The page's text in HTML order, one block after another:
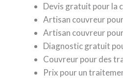
Devis gratuit pour la
Artisan couvreur
Artisan couvreur
Diagnostic gratuit
Couvreur pour des
Prix pour un